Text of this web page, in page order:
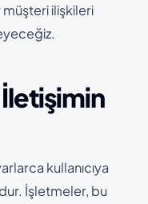
müşteri ilişkileri
kullanıcıya
İşletmeler, bu